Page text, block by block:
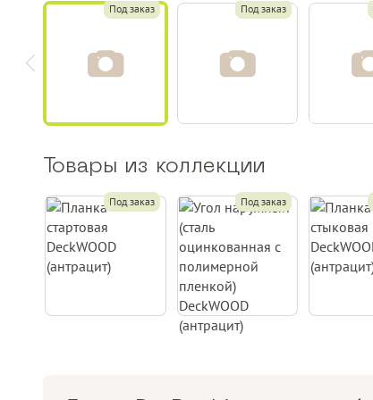
Под заказ Под заказ
Товары из коллекции
Под заказ Под заказ